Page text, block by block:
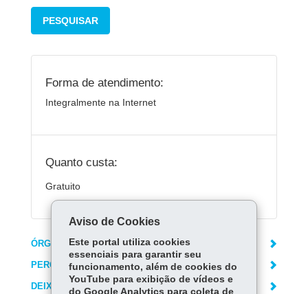
PESQUISAR
Forma de atendimento:
Integralmente na Internet
Quanto custa:
Gratuito
ÓRGÃO RESPONSÁVEL
PERGUNTAS FREQUENTES
DEIXE SUA OPINIÃO
Aviso de Cookies
Este portal utiliza cookies
essenciais para garantir seu
funcionamento, além de cookies do
YouTube para exibição de vídeos e
do Google Analytics para coleta de